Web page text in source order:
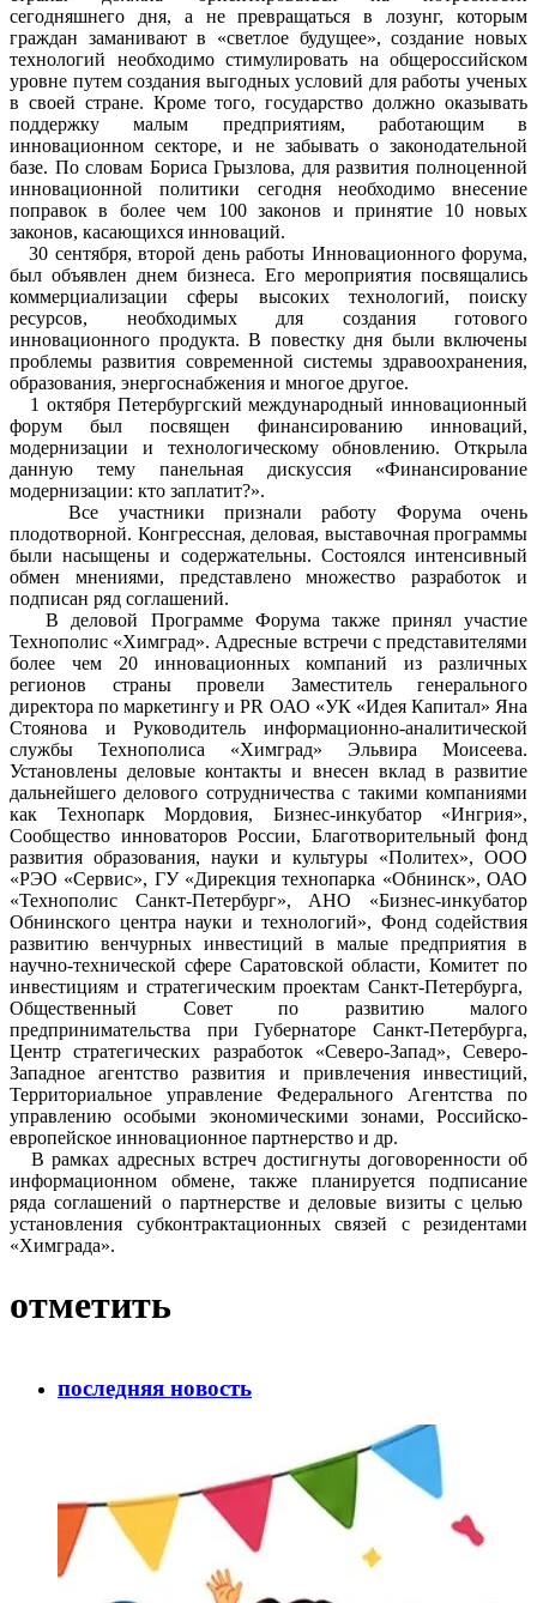
сегодняшнего дня, а не превращаться в лозунг, которым
граждан заманивают в «светлое будущее», создание новых
технологий необходимо стимулировать на общероссийском
уровне путем создания выгодных условий для работы ученых
в своей стране. Кроме того, государство должно оказывать
поддержку малым предприятиям, работающим в
инновационном секторе, и не забывать о законодательной
базе. По словам Бориса Грызлова, для развития полноценной
инновационной политики сегодня необходимо внесение
поправок в более чем 100 законов и принятие 10 новых
законов, касающихся инноваций.
30 сентября, второй день работы Инновационного форума,
был объявлен днем бизнеса. Его мероприятия посвящались
коммерциализации сферы высоких технологий, поиску
ресурсов, необходимых для создания готового
инновационного продукта. В повестку дня были включены
проблемы развития современной системы здравоохранения,
образования, энергоснабжения и многое другое.
1 октября Петербургский международный инновационный
форум был посвящен финансированию инноваций,
модернизации и технологическому обновлению. Открыла
данную тему панельная дискуссия «Финансирование
модернизации: кто заплатит?».
Все участники признали работу Форума очень
плодотворной. Конгрессная, деловая, выставочная программы
были насыщены и содержательны. Состоялся интенсивный
обмен мнениями, представлено множество разработок и
подписан ряд соглашений.
В деловой Программе Форума также принял участие
Технополис «Химград». Адресные встречи с представителями
более чем 20 инновационных компаний из различных
регионов страны провели Заместитель генерального
директора по маркетингу и PR ОАО «УК «Идея Капитал» Яна
Стоянова и Руководитель информационно-аналитической
службы Технополиса «Химград» Эльвира Моисеева.
Установлены деловые контакты и внесен вклад в развитие
дальнейшего делового сотрудничества с такими компаниями
как Технопарк Мордовия, Бизнес-инкубатор «Ингрия»,
Сообщество инноваторов России, Благотворительный фонд
развития образования, науки и культуры «Политех», ООО
«РЭО «Сервис», ГУ «Дирекция технопарка «Обнинск», ОАО
«Технополис Санкт-Петербург», АНО «Бизнес-инкубатор
Обнинского центра науки и технологий», Фонд содействия
развитию венчурных инвестиций в малые предприятия в
научно-технической сфере Саратовской области, Комитет по
инвестициям и стратегическим проектам Санкт-Петербурга,
Общественный Совет по развитию малого
предпринимательства при Губернаторе Санкт-Петербурга,
Центр стратегических разработок «Северо-Запад», Северо-
Западное агентство развития и привлечения инвестиций,
Территориальное управление Федерального Агентства по
управлению особыми экономическими зонами, Российско-
европейское инновационное партнерство и др.
В рамках адресных встреч достигнуты договоренности об
информационном обмене, также планируется подписание
ряда соглашений о партнерстве и деловые визиты с целью
установления субконтрактационных связей с резидентами
«Химграда».
отметить
последняя новость